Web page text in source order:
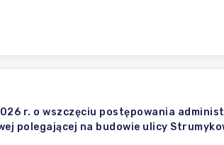
2026 r. o wszczęciu postępowania
polegającej na budowie ulicy